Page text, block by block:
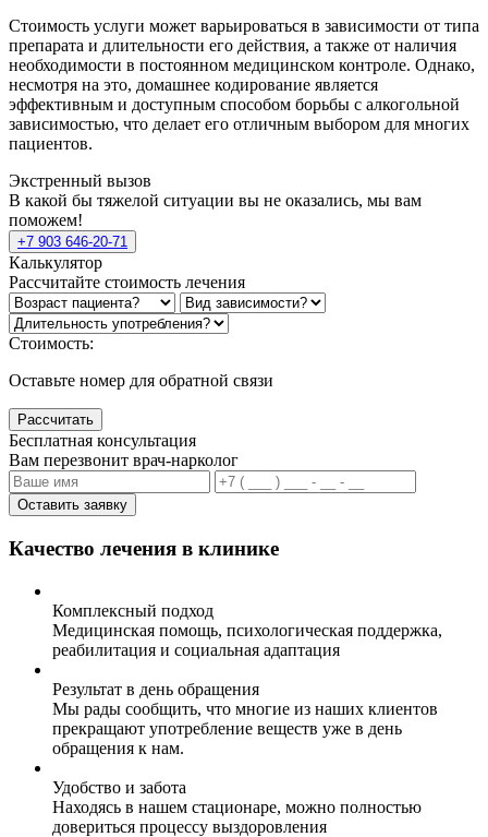
Стоимость услуги может варьироваться в зависимости от типа
препарата и длительности его действия, а также от наличия
необходимости в постоянном медицинском контроле. Однако,
несмотря на это, домашнее кодирование является
эффективным и доступным способом борьбы с алкогольной
зависимостью, что делает его отличным выбором для многих
пациентов.
Экстренный вызов
В какой бы тяжелой ситуации вы не оказались, мы вам
поможем!
+7 903 646-20-71
Калькулятор
Рассчитайте стоимость лечения
Стоимость:
Оставьте номер для обратной связи
Рассчитать
Бесплатная консультация
Вам перезвонит врач-нарколог
Оставить заявку
Качество лечения в клинике
Комплексный подход
Медицинская помощь, психологическая поддержка,
реабилитация и социальная адаптация
Результат в день обращения
Мы рады сообщить, что многие из наших клиентов
прекращают употребление веществ уже в день
обращения к нам.
Удобство и забота
Находясь в нашем стационаре, можно полностью
довериться процессу выздоровления